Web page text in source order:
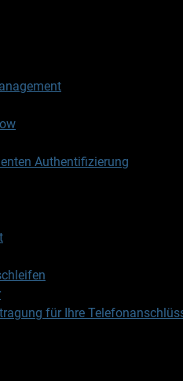
Authentifizierung
für Ihre